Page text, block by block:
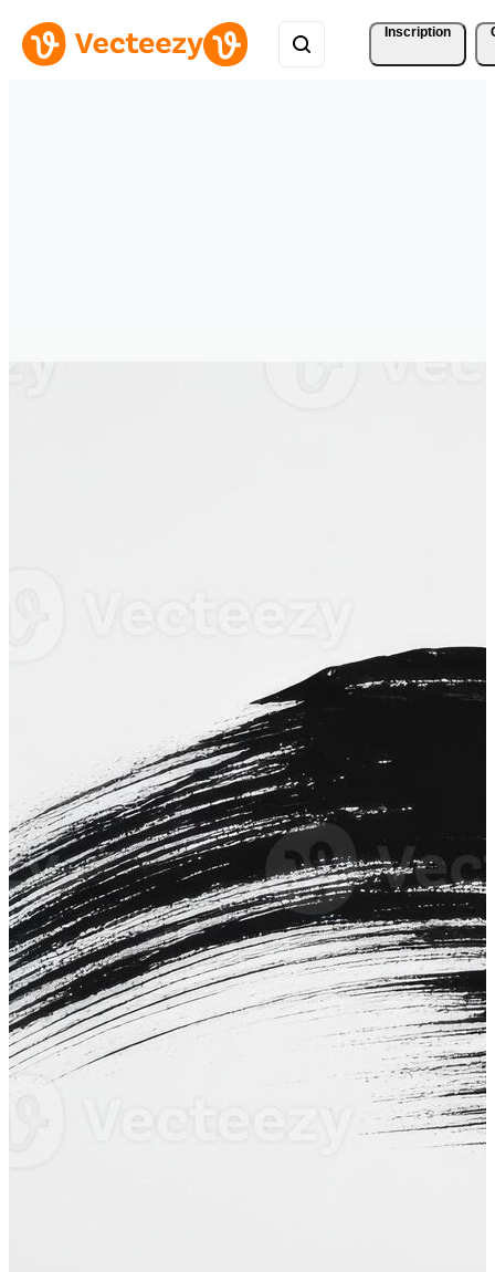
Inscription